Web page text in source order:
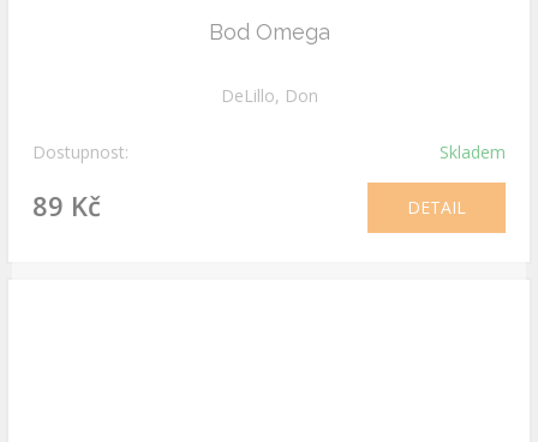
Bod Omega
DeLillo, Don
Dostupnost: Skladem
89 Kč DETAIL